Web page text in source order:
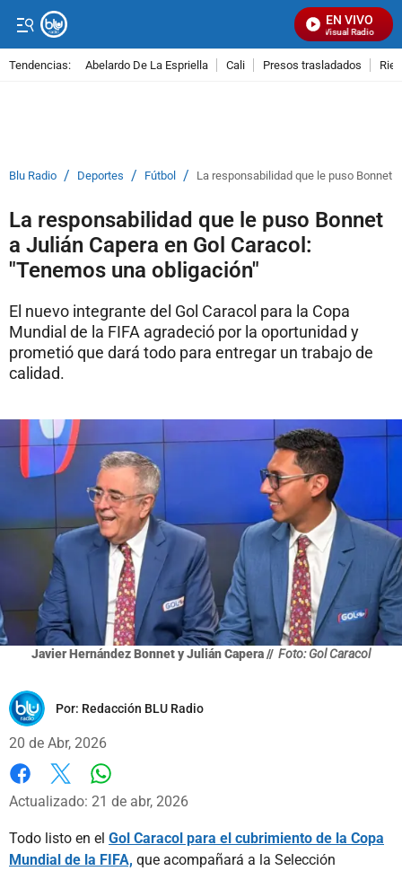
EN VIVO
Señal Visual Radio
Tendencias: Abelardo De La Espriella Cali Presos trasladados
Blu Radio / Deportes / Fútbol / La responsabilidad que le puso Bonnet
La responsabilidad que le puso Bonnet
a Julián Capera en Gol Caracol:
"Tenemos una obligación"
El nuevo integrante del Gol Caracol para la Copa
Mundial de la FIFA agradeció por la oportunidad y
prometió que dará todo para entregar un trabajo de
calidad.
Javier Hernández Bonnet y Julián Capera // Foto: Gol Caracol
Por: Redacción BLU Radio
20 de Abr, 2026
Facebook
X
Actualizado: 21 de abr, 2026
Todo listo en el Gol Caracol para el cubrimiento de la Copa
Mundial de la FIFA, que acompañará a la Selección